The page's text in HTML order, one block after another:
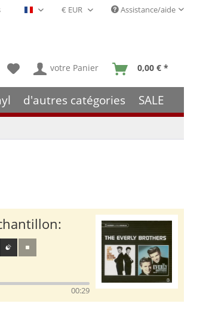
Français- FR Assistance/aide
votre Panier 0,00 € *
d'autres catégories SALE
00:29